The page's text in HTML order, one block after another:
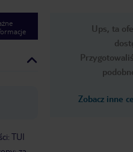
TUI
Ups, ta
Zobacz inne